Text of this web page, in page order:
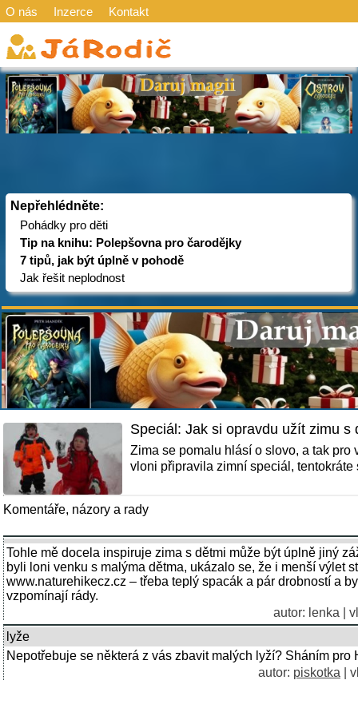
O nás Inzerce Kontakt
Nepřehlédněte:
Pohádky pro děti
Tip na knihu: Polepšovna pro čarodějky
7 tipů, jak být úplně v pohodě
Jak řešit neplodnost
Speciál: Jak si opravdu užít zimu s
Zima se pomalu hlásí o slovo, a tak
vloni připravila zimní speciál,
Komentáře, názory a rady
Tohle mě docela inspiruje zima s dětmi může být úplně jiný
byli loni venku s malýma dětma, ukázalo se, že i menší výlet
www.naturehikecz.cz – třeba teplý spacák a pár drobností a
vzpomínají rády.
autor: lenka |
lyže
Nepotřebuje se některá z vás zbavit malých lyží? Sháním pro
autor: piskotka |